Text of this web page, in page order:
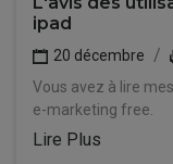
ipad
20 décembre
Vous avez à lire
e-marketing free.
Lire Plus